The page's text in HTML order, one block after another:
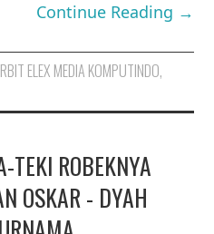
Continue Reading →
ELEX MEDIA KOMPUTINDO,
TEKI ROBEKNYA
OSKAR - DYAH